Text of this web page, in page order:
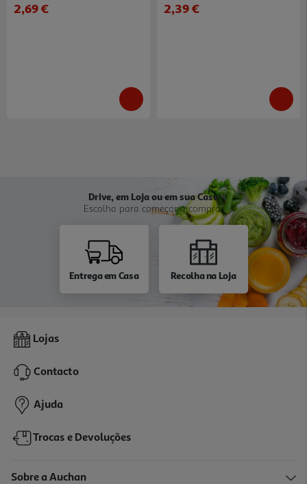
2,69 € 2,39 €
Drive, em Loja ou em sua Casa
Escolha para começar a comprar
Entrega em Casa Recolha na Loja
Lojas
Contacto
Ajuda
Trocas e Devoluções
Sobre a Auchan